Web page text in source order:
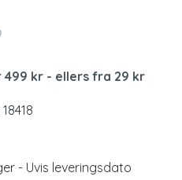
kr - ellers fra 29 kr
18418
- Uvis leveringsdato